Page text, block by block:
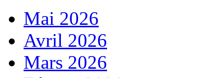
Mai 2026
Avril 2026
Mars 2026